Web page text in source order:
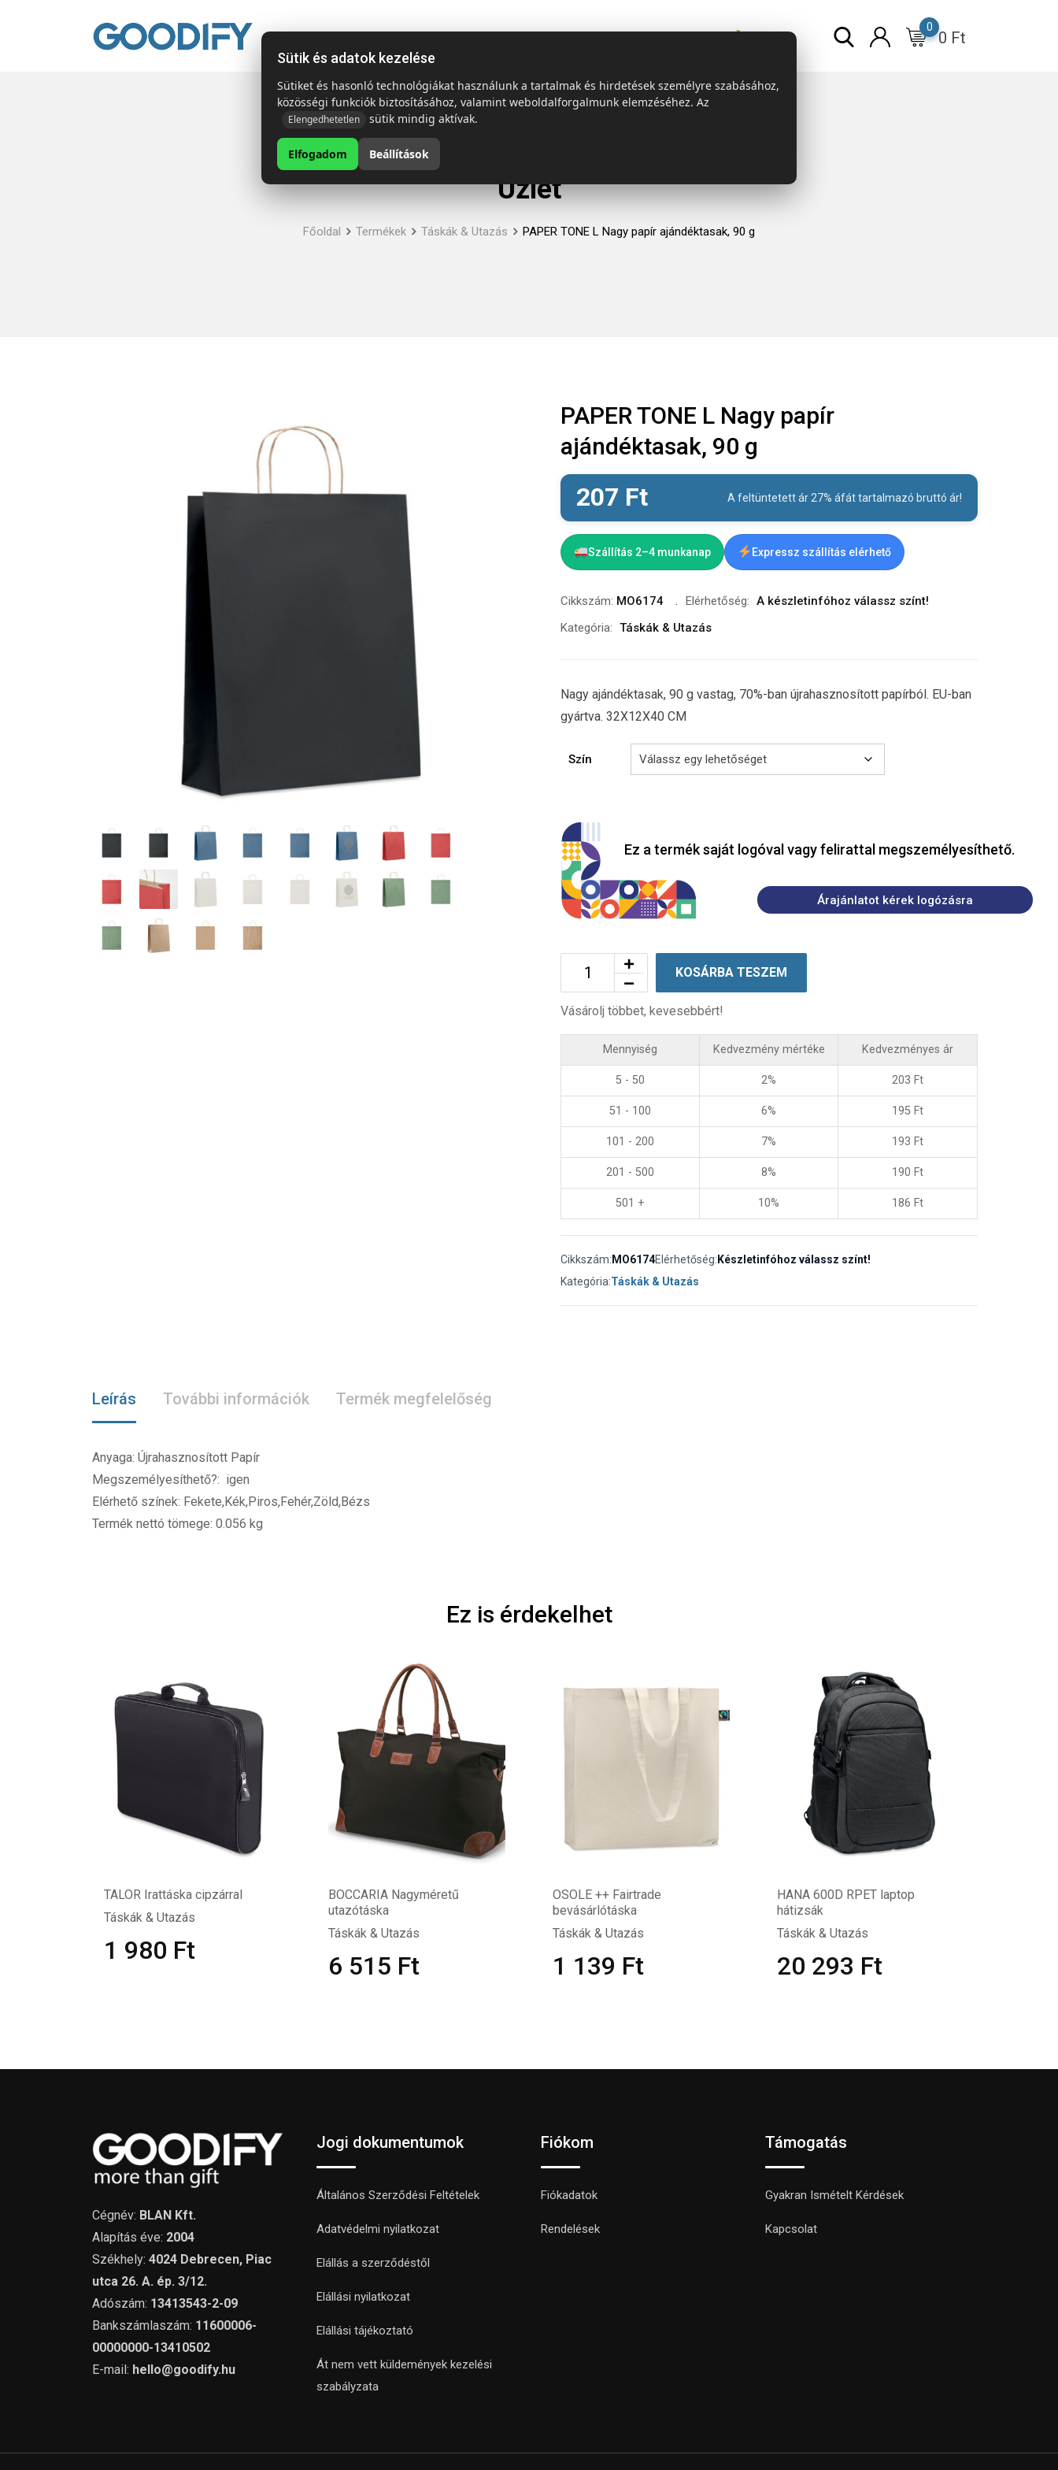
Kezdőlap Termékek Emblémázás és szállítás Tech = Kedvező ár ESG 0 Ft
0
Üzlet
Főoldal Termékek Táskák & Utazás PAPER TONE L Nagy papír ajándéktasak, 90 g
PAPER TONE L Nagy papír
ajándéktasak, 90 g
207 Ft A feltüntetett ár 27% áfát tartalmazó bruttó ár!
Szállítás 2–4 munkanap Expressz szállítás elérhető
Cikkszám: MO6174 Elérhetőség: A készletinfóhoz válassz színt!
Kategória: Táskák & Utazás
Nagy ajándéktasak, 90 g vastag, 70%-ban újrahasznosított papírból. EU-ban
gyártva. 32X12X40 CM
Szín
Ez a termék saját logóval vagy felirattal megszemélyesíthető.
Árajánlatot kérek logózásra
KOSÁRBA TESZEM
Vásárolj többet, kevesebbért!
Mennyiség Kedvezmény mértéke Kedvezményes ár
5 - 50 2% 203 Ft
51 - 100 6% 195 Ft
101 - 200 7% 193 Ft
201 - 500 8% 190 Ft
501 + 10% 186 Ft
Cikkszám: MO6174Elérhetőség: Készletinfóhoz válassz színt!
Kategória:Táskák & Utazás
Leírás További információk Termék megfelelőség
Anyaga: Újrahasznosított Papír
Megszemélyesíthető?: igen
Elérhető színek: Fekete,Kék,Piros,Fehér,Zöld,Bézs
Termék nettó tömege: 0.056 kg
Ez is érdekelhet
TALOR Irattáska cipzárral
Táskák & Utazás
1 980 Ft
BOCCARIA Nagyméretű
utazótáska
Táskák & Utazás
6 515 Ft
OSOLE ++ Fairtrade
bevásárlótáska
Táskák & Utazás
1 139 Ft
HANA 600D RPET laptop
hátizsák
Táskák & Utazás
20 293 Ft
Cégnév: BLAN Kft.
Alapítás éve: 2004
Székhely: 4024 Debrecen, Piac
utca 26. A. ép. 3/12.
Adószám: 13413543-2-09
Bankszámlaszám: 11600006-
00000000-13410502
E-mail: hello@goodify.hu
Jogi dokumentumok
Általános Szerződési Feltételek
Adatvédelmi nyilatkozat
Elállás a szerződéstől
Elállási nyilatkozat
Elállási tájékoztató
Át nem vett küldemények kezelési
szabályzata
Fiókom
Fiókadatok
Rendelések
Támogatás
Gyakran Ismételt Kérdések
Kapcsolat
Sütik és adatok kezelése
Sütiket és hasonló technológiákat használunk a tartalmak és hirdetések személyre szabásához,
közösségi funkciók biztosításához, valamint weboldalforgalmunk elemzéséhez. Az
Elengedhetetlen sütik mindig aktívak.
Elfogadom Beállítások